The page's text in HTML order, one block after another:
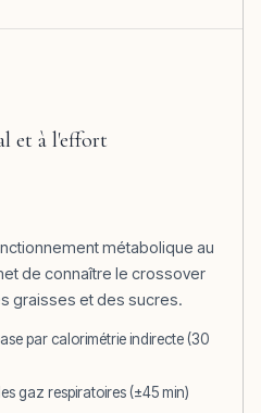
et à l'effort
métabolique au
de connaître le crossover
graisses et des sucres.
par calorimétrie indirecte (30
gaz respiratoires (±45 min)